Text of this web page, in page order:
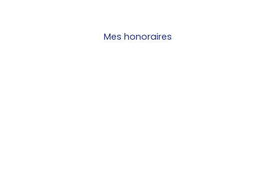
Mes honoraires